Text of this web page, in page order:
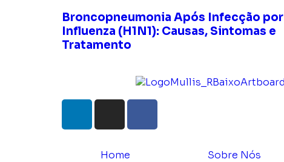
Broncopneumonia Após Infecção por
Influenza (H1N1): Causas, Sintomas e
Tratamento
Home Sobre Nós